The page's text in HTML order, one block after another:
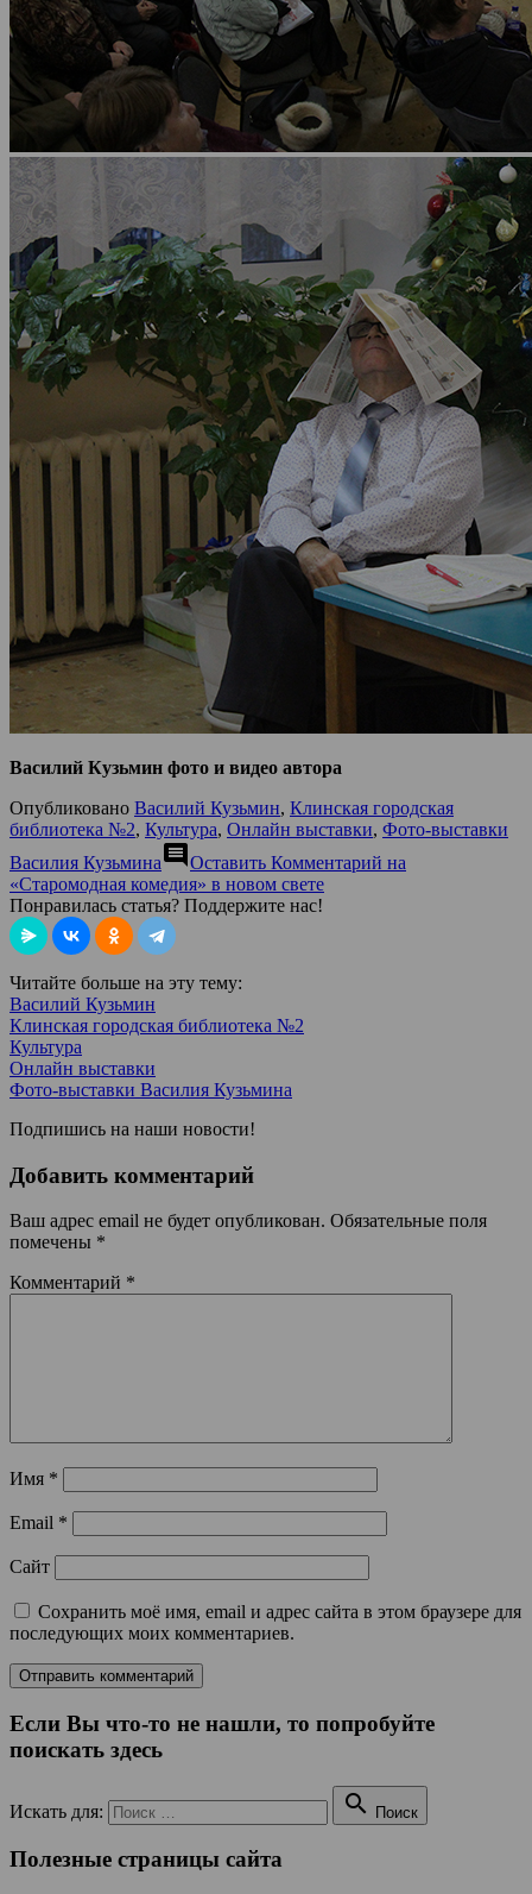
Василий Кузьмин фото и видео автора
Опубликовано Василий Кузьмин, Клинская городская
библиотека №2, Культура, Онлайн выставки, Фото-выставки
Василия Кузьминаcomment Оставить Комментарий на
«Старомодная комедия» в новом свете
Понравилась статья? Поддержите нас!
Читайте больше на эту тему:
Василий Кузьмин
Клинская городская библиотека №2
Культура
Онлайн выставки
Фото-выставки Василия Кузьмина
Подпишись на наши новости!
Добавить комментарий
Ваш адрес email не будет опубликован. Обязательные поля
помечены *
Комментарий *
Имя *
Email *
Сайт
Сохранить моё имя, email и адрес сайта в этом браузере для
последующих моих комментариев.
Если Вы что-то не нашли, то попробуйте
поискать здесь
Искать для:  Поиск
Полезные страницы сайта